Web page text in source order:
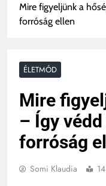
Mire figyeljünk a
forróság ellen
ÉLETMÓD
Mire
– Így
forróság
Somi Klaudia